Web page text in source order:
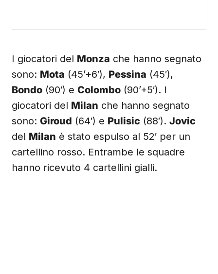
I giocatori del Monza che hanno segnato
sono: Mota (45’+6′), Pessina (45′),
Bondo (90′) e Colombo (90’+5′). I
giocatori del Milan che hanno segnato
sono: Giroud (64′) e Pulisic (88′). Jovic
del Milan è stato espulso al 52′ per un
cartellino rosso. Entrambe le squadre
hanno ricevuto 4 cartellini gialli.